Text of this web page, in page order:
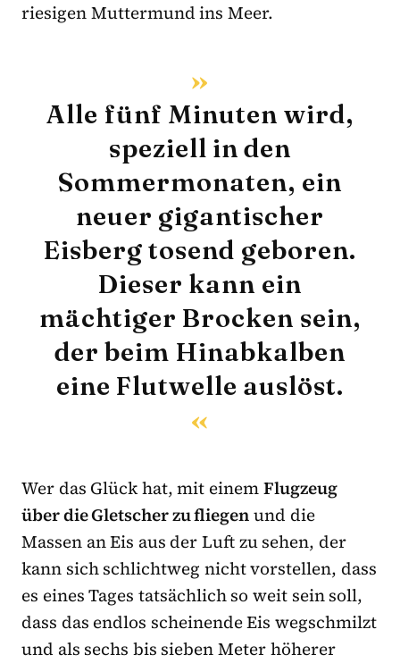
riesigen Muttermund ins Meer.
Alle fünf Minuten wird,
speziell in den
Sommermonaten, ein
neuer gigantischer
Eisberg tosend geboren.
Dieser kann ein
mächtiger Brocken sein,
der beim Hinabkalben
eine Flutwelle auslöst.
Wer das Glück hat, mit einemFlugzeug
über die Gletscher zu fliegenund die
Massen an Eis aus der Luft zu sehen, der
kann sich schlichtweg nicht vorstellen, dass
es eines Tages tatsächlich so weit sein soll,
dass das endlos scheinende Eis wegschmilzt
und als sechs bis sieben Meter höherer